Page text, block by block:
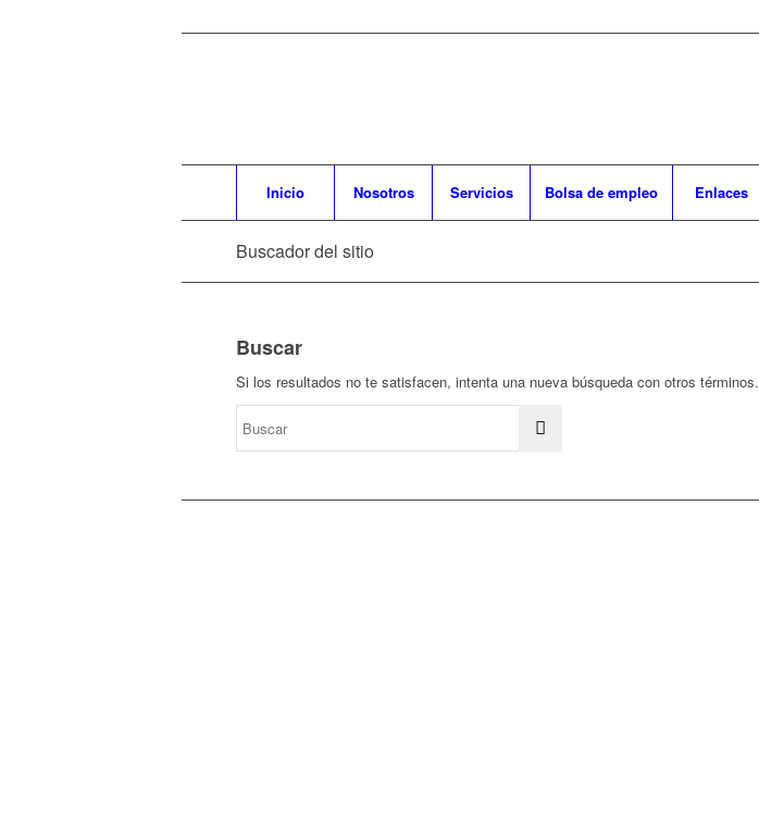
Inicio Nosotros Servicios Bolsa de empleo Enlaces
Buscador del sitio
Buscar
Si los resultados no te satisfacen, intenta una nueva búsqueda con otros términos.